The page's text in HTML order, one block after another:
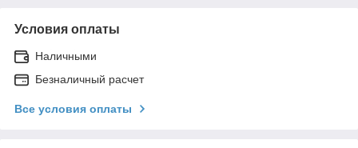
Условия оплаты
Наличными
Безналичный расчет
Все условия оплаты